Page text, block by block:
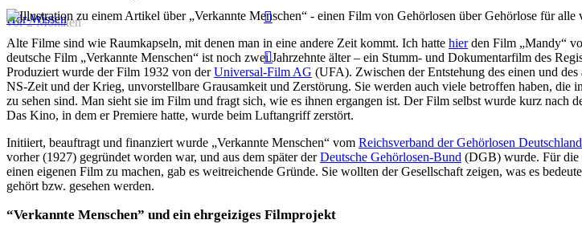
vor 2 Monaten
Hör-Wissen
Alte Filme sind wie Raumkapseln, mit denen man in eine andere Zeit kommt. Ich hatte hierden Film „Mandy“
deutsche Film „Verkannte Menschen“ ist noch zwei Jahrzehnte älter – ein Stumm- und Dokumentarfilm des
Produziert wurde der Film 1932 von derUniversal-Film AG (UFA). Zwischen der Entstehung des einen und
NS-Zeit und der Krieg, unvorstellbare Grausamkeit und Zerstörung. Sie werden auch viele betroffen haben, die
zu sehen sind. Man sieht sie im Film und fragt sich, wie es ihnen ergangen ist. Der Film selbst wurde kurz nach
Das Kino, in dem er Premiere hatte, wurde beim Luftangriff zerstört.
Initiiert, beauftragt und finanziert wurde „Verkannte Menschen“ vom Reichsverband der Gehörlosen
vorher (1927) gegründet worden war, und aus dem später derDeutsche Gehörlosen-Bund (DGB) wurde. Für die
einen eigenen Film zu machen, gab es weitreichende Gründe. Sie wollten der Gesellschaft zeigen, was es
gehört bzw. gesehen werden.
“Verkannte Menschen” und ein ehrgeiziges Filmprojekt